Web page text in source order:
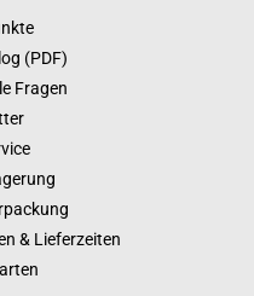
(PDF)
Fragen
& Lieferzeiten